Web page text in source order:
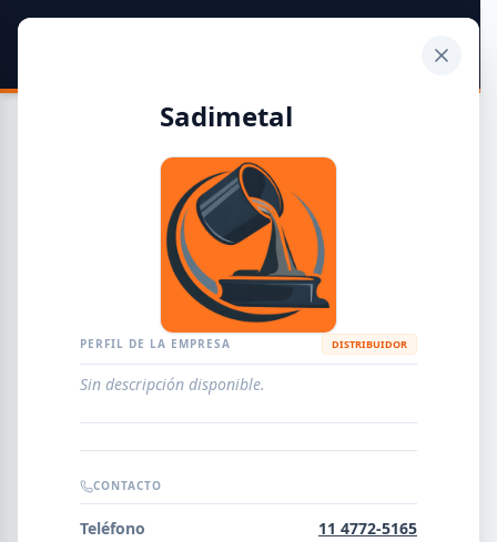
Guía de Empresas Metalúrgicas y Siderúrgicas
METALÚRGICAS
EMPRESAS AGREGAR EMPRESA
Error al cargar empresas.
Sadimetal
PERFIL DE LA EMPRESA DISTRIBUIDOR
Sin descripción disponible.
CONTACTO
Teléfono
11 4772-5165